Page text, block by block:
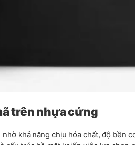
trên nhựa cứng
khả năng chịu hóa chất, độ bền